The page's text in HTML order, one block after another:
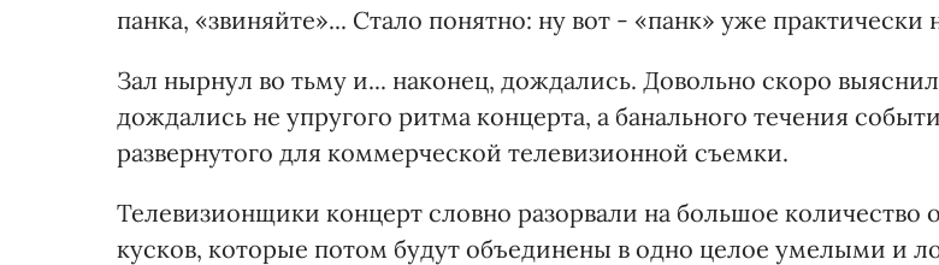
панка, «звиняйте»... Стало понятно: ну вот - «панк» уже практически
Зал нырнул во тьму и... наконец, дождались. Довольно скоро
дождались не упругого ритма концерта, а банального течения
развернутого для коммерческой телевизионной съемки.
Телевизионщики концерт словно разорвали на большое количество
кусков, которые потом будут объединены в одно целое умелыми и